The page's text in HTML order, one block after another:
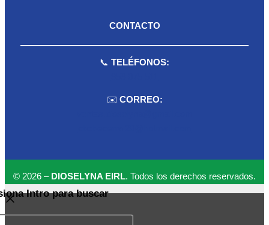
CONTACTO
📞 TELÉFONOS:
✉️ CORREO:
© 2026 – DIOSELYNA EIRL. Todos los derechos reservados.
Intro para buscar